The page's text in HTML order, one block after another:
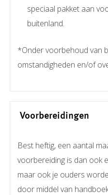
speciaal pakket aan
buitenland.
*Onder voorbehoud van
omstandigheden en/of
Voorbereidingen
Best heftig, een aantal
voorbereiding is dan ook
maar ook je ouders
door middel van